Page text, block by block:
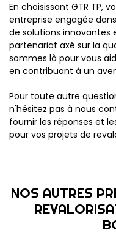
En choisissant GTR TP,
entreprise engagée
de solutions innovantes
partenariat axé sur la
sommes là pour vous
en contribuant à un
Pour toute autre
n'hésitez pas à nous
fournir les réponses et
pour vos projets de
NOS AUTRES